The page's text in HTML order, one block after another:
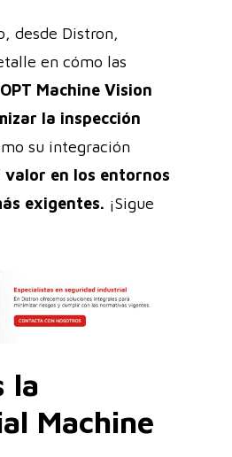
desde Distron,
en cómo las
Machine Vision
la inspección
su integración
en los entornos
exigentes. ¡Sigue
la
Machine